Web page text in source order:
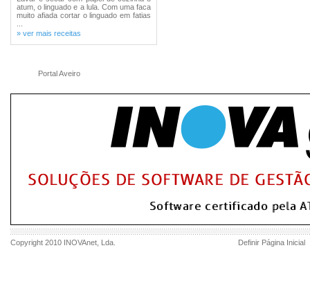
atum, o linguado e a lula. Com uma faca
muito afiada cortar o linguado em fatias
» ver mais receitas
Portal Aveiro
Copyright 2010 INOVAnet , Lda. Definir Página Inicial